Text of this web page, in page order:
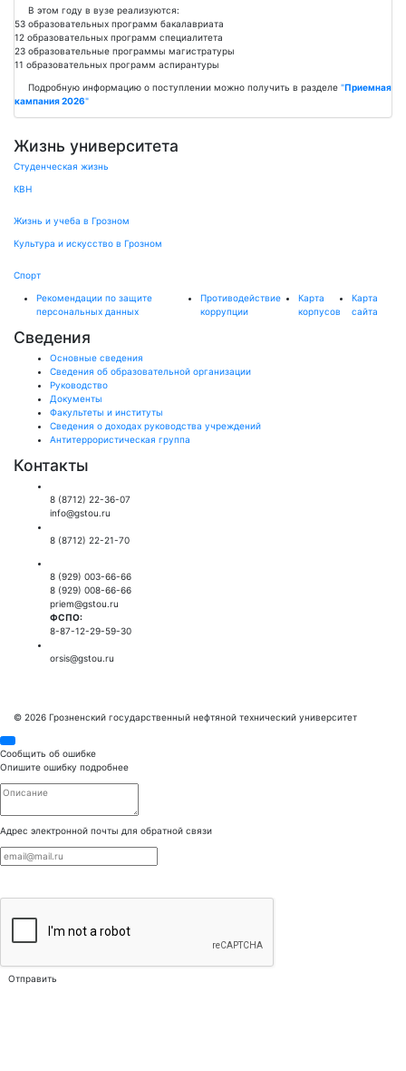
В этом году в вузе реализуются:
53 образовательных программ бакалавриата
12 образовательных программ специалитета
23 образовательные программы магистратуры
11 образовательных программ аспирантуры
Подробную информацию о поступлении можно получить в разделе "Приемная
кампания 2026"
Жизнь университета
Студенческая жизнь
КВН
Жизнь и учеба в Грозном
Культура и искусство в Грозном
Спорт
Рекомендации по защите
персональных данных
Противодействие
коррупции
Карта
корпусов
Карта
сайта
Сведения
Основные сведения
Сведения об образовательной организации
Руководство
Документы
Факультеты и институты
Сведения о доходах руководства учреждений
Антитеррористическая группа
Контакты
8 (8712) 22-36-07
info@gstou.ru
8 (8712) 22-21-70
8 (929) 003-66-66
8 (929) 008-66-66
priem@gstou.ru
ФСПО:
8-87-12-29-59-30
orsis@gstou.ru
© 2026 Грозненский государственный нефтяной технический университет
Сообщить об ошибке
Опишите ошибку подробнее
Адрес электронной почты для обратной связи